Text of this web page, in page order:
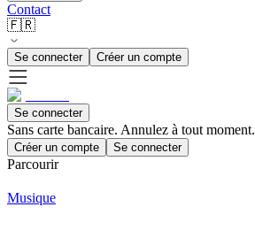
Contact
🇫🇷
Se connecter Créer un compte
Se connecter
Sans carte bancaire. Annulez à tout moment.
Créer un compte Se connecter
Parcourir
Musique